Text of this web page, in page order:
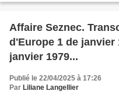
Affaire Seznec.
d'Europe 1 de
janvier 1979...
Publié le 22/04/2025 à 17:26
Par Liliane Langellier